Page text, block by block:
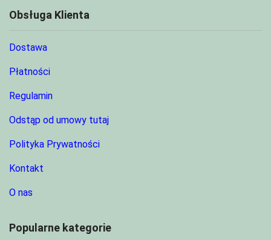
Obsługa Klienta
Dostawa
Płatności
Regulamin
Odstąp od umowy tutaj
Polityka Prywatności
Kontakt
O nas
Popularne kategorie